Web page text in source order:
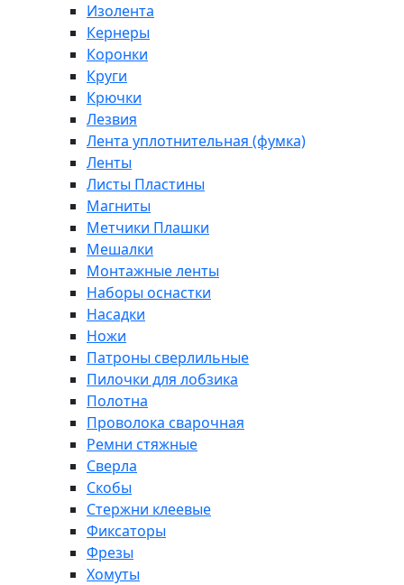
Изолента
Кернеры
Коронки
Круги
Крючки
Лезвия
Лента уплотнительная (фумка)
Ленты
Листы Пластины
Магниты
Метчики Плашки
Мешалки
Монтажные ленты
Наборы оснастки
Насадки
Ножи
Патроны сверлильные
Пилочки для лобзика
Полотна
Проволока сварочная
Ремни стяжные
Сверла
Скобы
Стержни клеевые
Фиксаторы
Фрезы
Хомуты